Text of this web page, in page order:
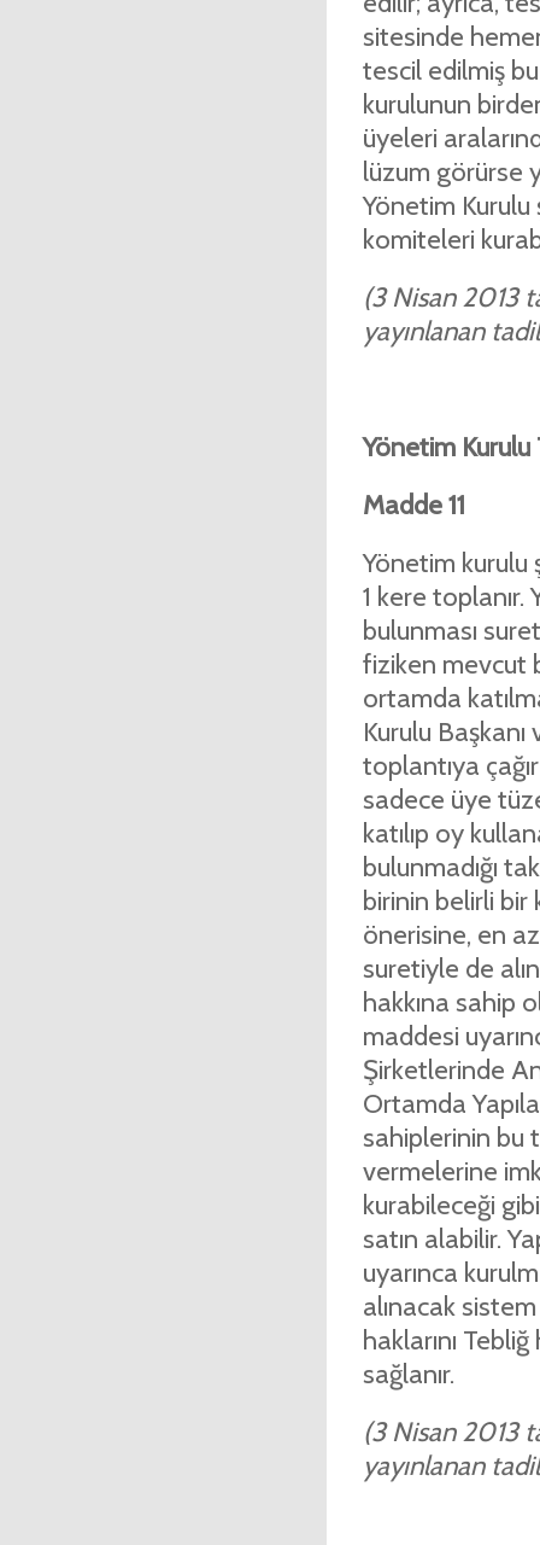
sitesinde
tescil edilmiş
kurulunun
üyeleri
lüzum görürse
Yönetim
komiteleri
(3 Nisan 2013
yayınlanan
Yönetim Kurulu
Madde 11
Yönetim kurulu
1 kere toplanır.
bulunması
fiziken mevcut
ortamda
Kurulu
toplantıya
sadece üye
katılıp oy
bulunmadığı
birinin belirli bir
önerisine, en az
suretiyle de
hakkına sahip
maddesi
Şirketlerinde
Ortamda
sahiplerinin bu
vermelerine
kurabileceği
satın alabilir.
uyarınca
alınacak
haklarını
sağlanır.
(3 Nisan 2013
yayınlanan